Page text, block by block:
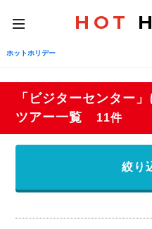
toggle
navigation
HOT
ホットホリデー
「ビジターセンター
ツアー一覧
11件
絞り